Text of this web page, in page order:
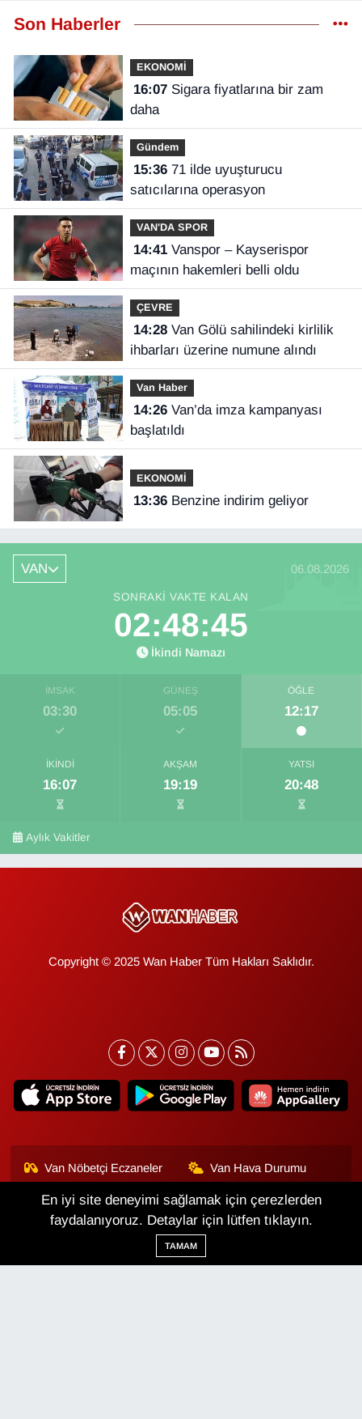
Son Haberler
EKONOMİ
16:07Sigara fiyatlarına bir zam
daha
Gündem
15:3671 ilde uyuşturucu
satıcılarına operasyon
VAN'DA SPOR
14:41Vanspor – Kayserispor
maçının hakemleri belli oldu
ÇEVRE
14:28Van Gölü sahilindeki kirlilik
ihbarları üzerine numune alındı
Van Haber
14:26Van’da imza kampanyası
başlatıldı
EKONOMİ
13:36 Benzine indirim geliyor
VAN 06.08.2026
SONRAKI VAKTE KALAN
02:48:44
İkindi Namazı
İMSAK
03:30
GÜNEŞ
05:05
ÖĞLE
12:17
İKINDI
16:07
AKŞAM
19:19
YATSI
20:48
Aylık Vakitler
Copyright © 2025 Wan Haber Tüm Hakları Saklıdır.
Van Nöbetçi Eczaneler Van Hava Durumu
Van Namaz Vakitleri
Van Trafik Yoğunluk
Haritası
Puan Durumu ve Fikstür
En iyi site deneyimi sağlamak için çerezlerden
faydalanıyoruz. Detaylar için lütfen tıklayın.
TAMAM